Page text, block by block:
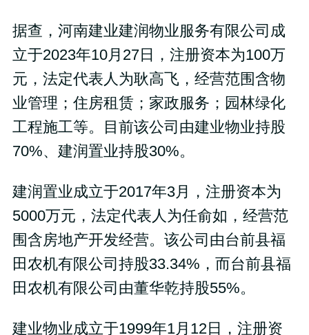
据查，河南建业建润物业服务有限公司成
立于2023年10月27日，注册资本为100万
元，法定代表人为耿高飞，经营范围含物
业管理；住房租赁；家政服务；园林绿化
工程施工等。目前该公司由建业物业持股
70%、建润置业持股30%。
建润置业成立于2017年3月，注册资本为
5000万元，法定代表人为任俞如，经营范
围含房地产开发经营。该公司由台前县福
田农机有限公司持股33.34%，而台前县福
田农机有限公司由董华乾持股55%。
建业物业成立于1999年1月12日，注册资